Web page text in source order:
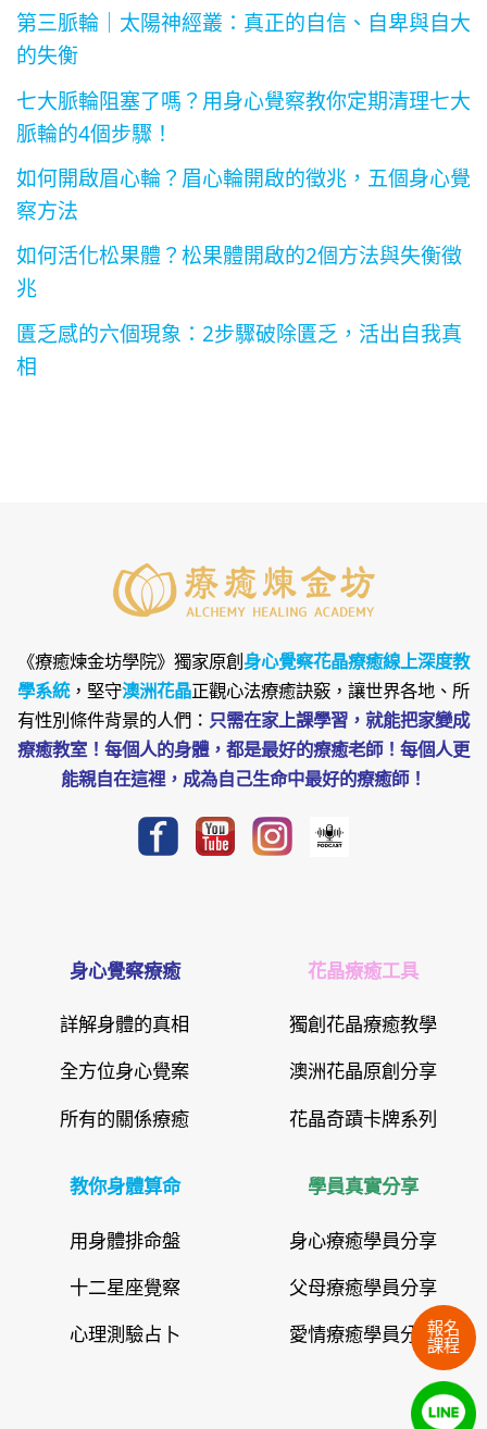
第三脈輪｜太陽神經叢：真正的自信、自卑與自大
的失衡
七大脈輪阻塞了嗎？用身心覺察教你定期清理七大
脈輪的4個步驟！
如何開啟眉心輪？眉心輪開啟的徵兆，五個身心覺
察方法
如何活化松果體？松果體開啟的2個方法與失衡徵
兆
匱乏感的六個現象：2步驟破除匱乏，活出自我真
相
《療癒煉金坊學院》 獨家原創身心覺察花晶療癒線上深度教
學系統，堅守澳洲花晶正觀心法療癒訣竅，讓世界各地、所
有性別條件背景的人們： 只需在家上課學習，就能把家變成
療癒教室！每個人的身體，都是最好的療癒老師！每個人更
能親自在這裡，成為自己生命中最好的療癒師！
身心覺察療癒
詳解身體的真相
全方位身心覺案
所有的關係療癒
花晶療癒工具
獨創花晶療癒教學
澳洲花晶原創分享
花晶奇蹟卡牌系列
教你身體算命
用身體排命盤
十二星座覺察
心理測驗占卜
學員真實分享
身心療癒學員分享
父母療癒學員分享
愛情療癒學員分享報名
課程